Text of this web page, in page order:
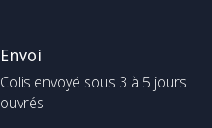
Envoi
Colis envoyé sous 3 à 5 jours
ouvrés